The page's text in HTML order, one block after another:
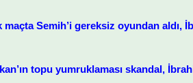
Semih’i gereksiz oyundan aldı,
topu yumruklaması skandal,